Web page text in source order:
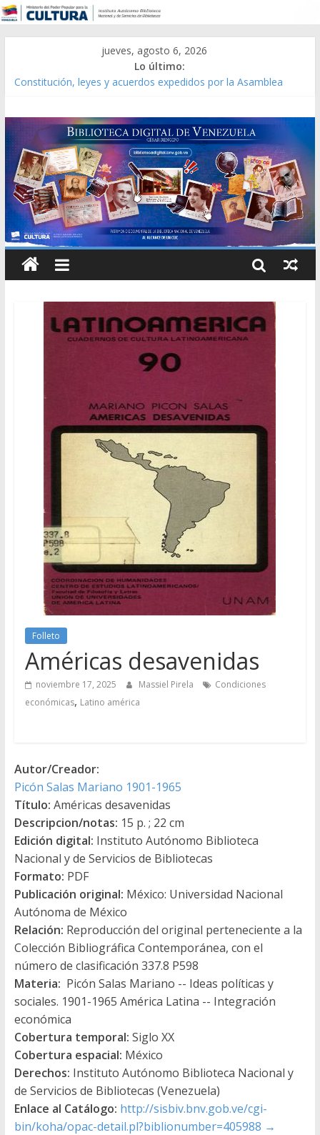
jueves, agosto 6, 2026
Lo último:
Constitución, leyes y acuerdos expedidos por la Asamblea
Modesta Bor Sánchez [material gráfico]
Gaceta Oficial de la República de Venezuela año CXXXIII Mes V,
Caracas 09 de marzo de 2006 N° 38.394
Catálogo temático de obras de Modesta Bor
Folleto
Américas desavenidas
noviembre 17, 2025 Massiel Pirela
Condiciones
económicas, Latino américa
Autor/Creador:
Picón Salas Mariano 1901-1965
Título: Américas desavenidas
Descripcion/notas: 15 p. ; 22 cm
Edición digital: Instituto Autónomo Biblioteca
Nacional y de Servicios de Bibliotecas
Formato: PDF
Publicación original: México: Universidad Nacional
Autónoma de México
Relación: Reproducción del original perteneciente a la
Colección Bibliográfica Contemporánea, con el
número de clasificación 337.8 P598
Materia: Picón Salas Mariano -- Ideas políticas y
sociales. 1901-1965 América Latina -- Integración
económica
Cobertura temporal: Siglo XX
Cobertura espacial: México
Derechos: Instituto Autónomo Biblioteca Nacional y
de Servicios de Bibliotecas (Venezuela)
Enlace al Catálogo: http://sisbiv.bnv.gob.ve/cgi-
bin/koha/opac-detail.pl?biblionumber=405988 →